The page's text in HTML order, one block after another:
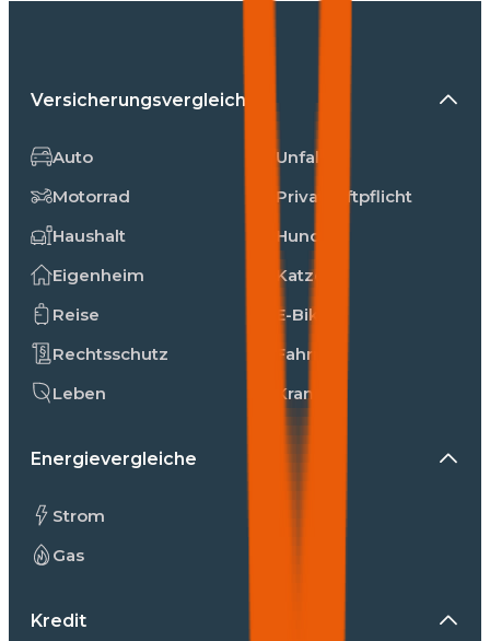
Versicherungsvergleiche
Auto
Motorrad
Haushalt
Eigenheim
Reise
Rechtsschutz
Leben
Unfall
Privathaftpflicht
Hunde
Katzen
E-Bike
Fahrrad
Kranken
Energievergleiche
Strom
Gas
Kredit